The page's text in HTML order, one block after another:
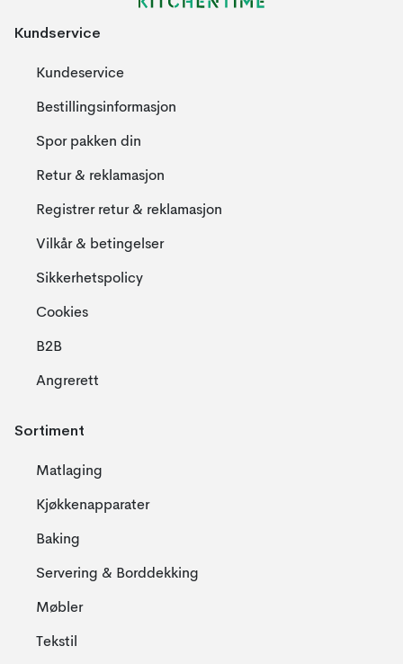
Kundservice
Kundeservice
Bestillingsinformasjon
Spor pakken din
Retur & reklamasjon
Registrer retur & reklamasjon
Vilkår & betingelser
Sikkerhetspolicy
Cookies
B2B
Angrerett
Sortiment
Matlaging
Kjøkkenapparater
Baking
Servering & Borddekking
Møbler
Tekstil